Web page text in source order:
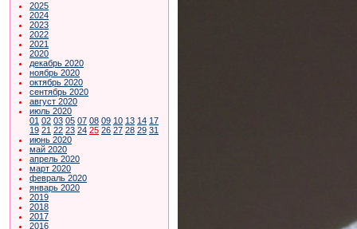
2025
2024
2023
2022
2021
2020
декабрь 2020
ноябрь 2020
октябрь 2020
сентябрь 2020
август 2020
июль 2020
01 02 03 05 07 08 09 10 13 14 17
19 21 22 23 24 25 26 27 28 29 31
июнь 2020
май 2020
апрель 2020
март 2020
февраль 2020
январь 2020
2019
2018
2017
2016